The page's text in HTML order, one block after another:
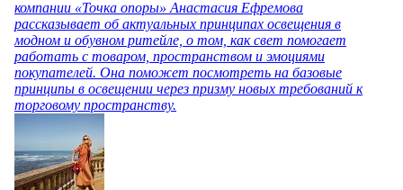
компании «Точка опоры» Анастасия Ефремова
рассказывает об актуальных принципах освещения в
модном и обувном ритейле, о том, как свет помогает
работать с товаром, пространством и эмоциями
покупателей. Она поможет посмотреть на базовые
принципы в освещении через призму новых требований к
торговому пространству.